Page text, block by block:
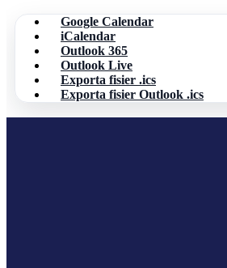
Google Calendar
iCalendar
Outlook 365
Outlook Live
Exporta fisier .ics
Exporta fisier Outlook .ics